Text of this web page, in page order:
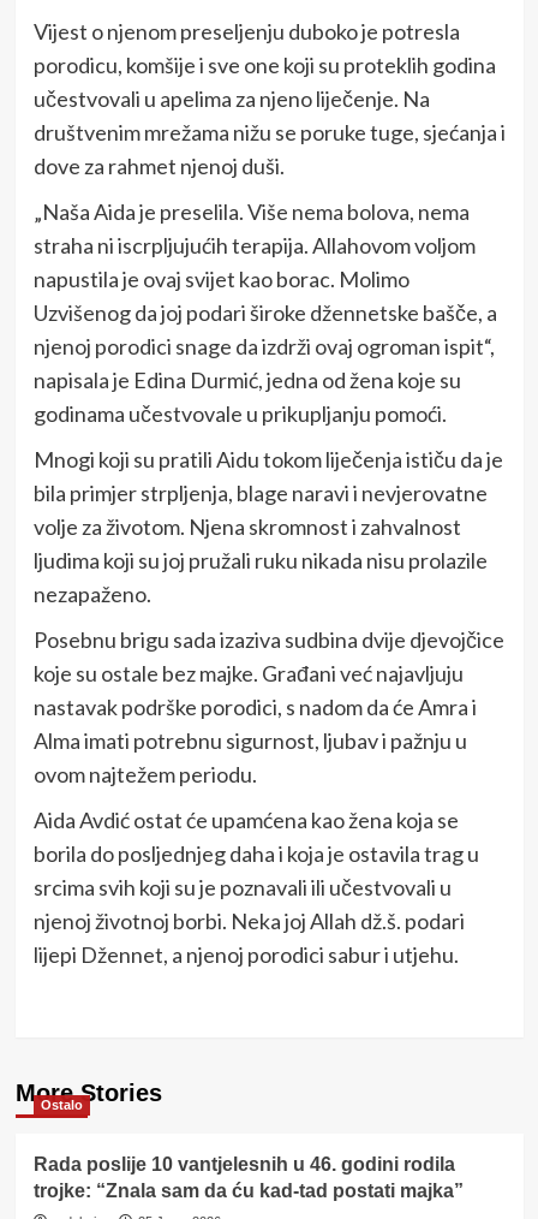
Vijest o njenom preseljenju duboko je potresla
porodicu, komšije i sve one koji su proteklih godina
učestvovali u apelima za njeno liječenje. Na
društvenim mrežama nižu se poruke tuge, sjećanja i
dove za rahmet njenoj duši.
„Naša Aida je preselila. Više nema bolova, nema
straha ni iscrpljujućih terapija. Allahovom voljom
napustila je ovaj svijet kao borac. Molimo
Uzvišenog da joj podari široke džennetske bašče, a
njenoj porodici snage da izdrži ovaj ogroman ispit“,
napisala je Edina Durmić, jedna od žena koje su
godinama učestvovale u prikupljanju pomoći.
Mnogi koji su pratili Aidu tokom liječenja ističu da je
bila primjer strpljenja, blage naravi i nevjerovatne
volje za životom. Njena skromnost i zahvalnost
ljudima koji su joj pružali ruku nikada nisu prolazile
nezapaženo.
Posebnu brigu sada izaziva sudbina dvije djevojčice
koje su ostale bez majke. Građani već najavljuju
nastavak podrške porodici, s nadom da će Amra i
Alma imati potrebnu sigurnost, ljubav i pažnju u
ovom najtežem periodu.
Aida Avdić ostat će upamćena kao žena koja se
borila do posljednjeg daha i koja je ostavila trag u
srcima svih koji su je poznavali ili učestvovali u
njenoj životnoj borbi. Neka joj Allah dž.š. podari
lijepi Džennet, a njenoj porodici sabur i utjehu.
More Stories
Ostalo
Rada poslije 10 vantjelesnih u 46. godini rodila
trojke: “Znala sam da ću kad-tad postati majka”